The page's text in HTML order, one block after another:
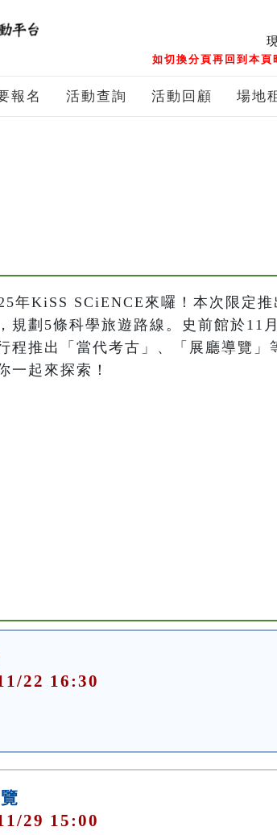
如切換分頁再回到本
報名 活動查詢 活動回顧 場地
年KiSS SCiENCE來囉！本次限定
規劃5條科學旅遊路線。史前館於11
程推出「當代考古」、「展廳導覽」
一起來探索！
22 16:30
29 15:00